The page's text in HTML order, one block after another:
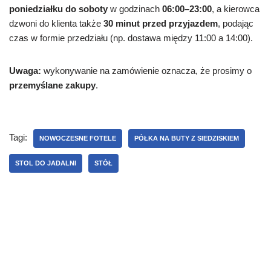
poniedziałku do soboty w godzinach 06:00–23:00, a kierowca
dzwoni do klienta także 30 minut przed przyjazdem, podając
czas w formie przedziału (np. dostawa między 11:00 a 14:00).
Uwaga: wykonywanie na zamówienie oznacza, że prosimy o
przemyślane zakupy.
Tagi: NOWOCZESNE FOTELE PÓŁKA NA BUTY Z SIEDZISKIEM
STOL DO JADALNI STÓŁ